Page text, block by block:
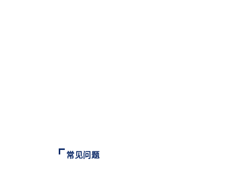
常见问题